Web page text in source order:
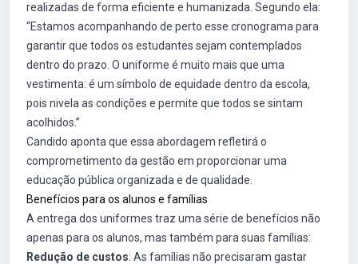
realizadas de forma eficiente e humanizada. Segundo ela:
“Estamos acompanhando de perto esse cronograma para
garantir que todos os estudantes sejam contemplados
dentro do prazo. O uniforme é muito mais que uma
vestimenta: é um símbolo de equidade dentro da escola,
pois nivela as condições e permite que todos se sintam
acolhidos.”
Candido aponta que essa abordagem refletirá o
comprometimento da gestão em proporcionar uma
educação pública organizada e de qualidade.
Benefícios para os alunos e famílias
A entrega dos uniformes traz uma série de benefícios não
apenas para os alunos, mas também para suas famílias:
Redução de custos: As famílias não precisaram gastar